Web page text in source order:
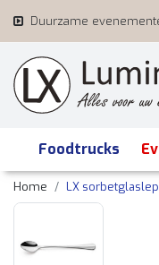
Duurzame
Foodtrucks
Home LX